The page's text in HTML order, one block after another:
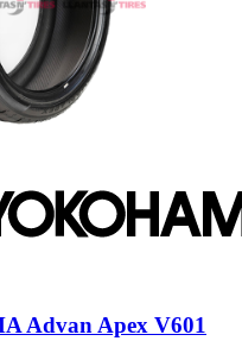
Advan Apex V601